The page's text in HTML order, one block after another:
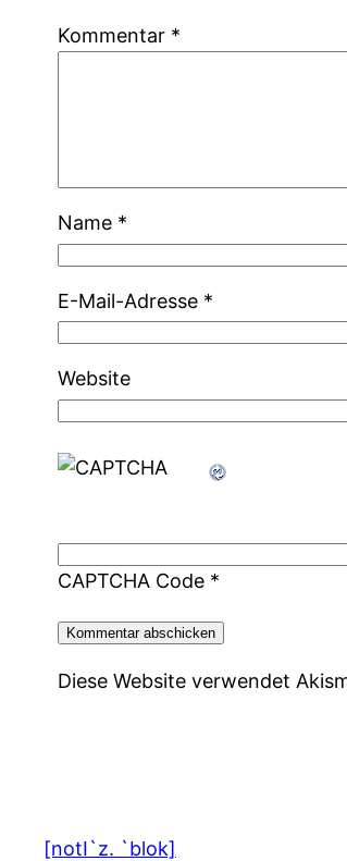
Kommentar *
Name *
E-Mail-Adresse *
Website
CAPTCHA Code *
Diese Website verwendet
[notI`z. `blok]